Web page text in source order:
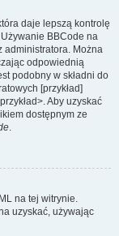
daje lepszą kontrolę
BBCode na
administratora. Można
odpowiednią
podobny w składni do
[przykład]
Aby uzyskać
dostępnym ze
.
na tej witrynie.
uzyskać, używając